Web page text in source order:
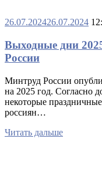
26.07.202426.07.2024
Выходные дни
России
Минтруд России
на 2025 год. Согласно
некоторые
россиян…
Читать дальше